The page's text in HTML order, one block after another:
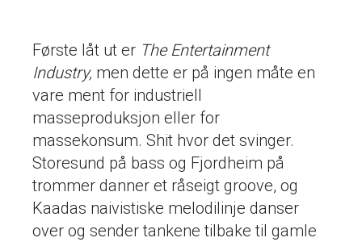
Første låt ut er The Entertainment
Industry, men dette er på ingen måte en
vare ment for industriell
masseproduksjon eller for
massekonsum. Shit hvor det svinger.
Storesund på bass og Fjordheim på
trommer danner et råseigt groove, og
Kaadas naivistiske melodilinje danser
over og sender tankene tilbake til gamle